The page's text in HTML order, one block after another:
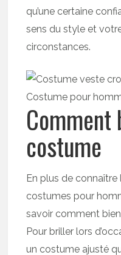
qu’une certaine
sens du style et
circonstances.
Costume pour
costume
En plus de
costumes pour
savoir comment
Pour briller lors
un costume ajusté